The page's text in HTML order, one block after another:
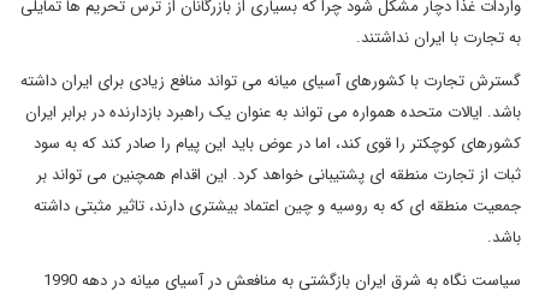
واردات غذا دچار مشکل شود چرا که بسیاری از بازرگانان از ترس تحریم ها تمایلی
به تجارت با ایران نداشتند.
گسترش تجارت با کشورهای آسیای میانه می تواند منافع زیادی برای ایران داشته
باشد. ایالات متحده همواره می تواند به عنوان یک راهبرد بازدارنده در برابر ایران
کشورهای کوچکتر را قوی کند، اما در عوض باید این پیام را صادر کند که به سود
ثبات از تجارت منطقه ای پشتیبانی خواهد کرد. این اقدام همچنین می تواند بر
جمعیت منطقه ای که به روسیه و چین اعتماد بیشتری دارند، تاثیر مثبتی داشته
باشد.
سیاست نگاه به شرق ایران بازگشتی به منافعش در آسیای میانه در دهه 1990